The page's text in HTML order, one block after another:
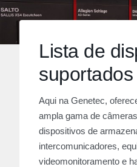
Lista de
suportados
Aqui na Genetec,
ampla gama de
dispositivos de
intercomunicadores,
videomonitoramento e